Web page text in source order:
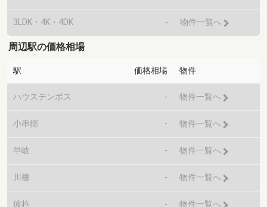
3LDK・4K・4DK - 物件一覧へ
周辺駅の価格相場
駅 価格相場 物件
ハウステンボス - 物件一覧へ
小串郷 - 物件一覧へ
早岐 - 物件一覧へ
川棚 - 物件一覧へ
彼杵 - 物件一覧へ